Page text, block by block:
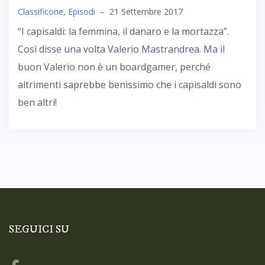
Classificone, Episodi – 21 Settembre 2017
“I capisaldi: la femmina, il danaro e la mortazza”.
Così disse una volta Valerio Mastrandrea. Ma il
buon Valerio non è un boardgamer, perché
altrimenti saprebbe benissimo che i capisaldi sono
ben altri!
SEGUICI SU